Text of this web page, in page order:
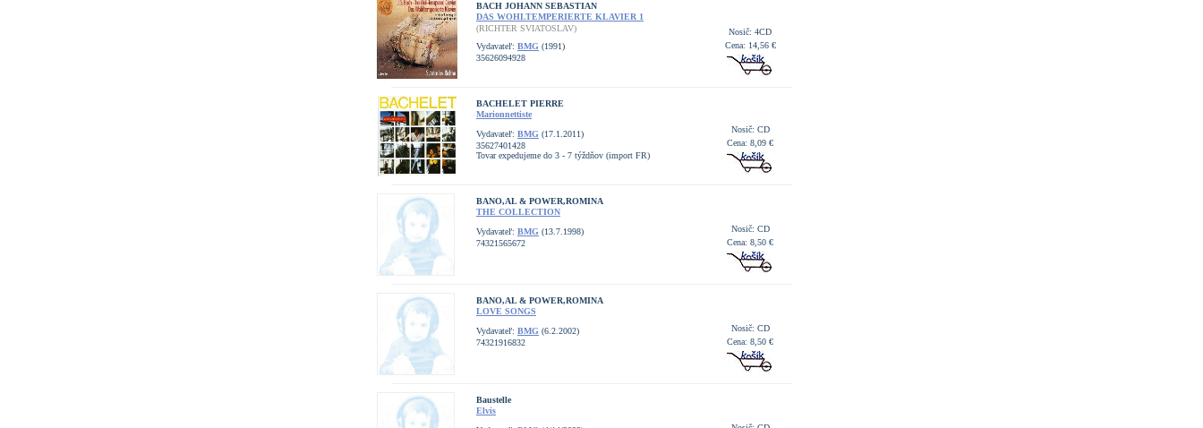
BACH JOHANN SEBASTIAN
DAS WOHLTEMPERIERTE KLAVIER 1
(RICHTER SVIATOSLAV)
Vydavateľ: BMG (1991)
35626094928
Nosič: 4CD
Cena: 14,56 €
BACHELET PIERRE
Marionnettiste
Vydavateľ: BMG (17.1.2011)
35627401428
Tovar expedujeme do 3 - 7 týždňov (import FR)
Nosič: CD
Cena: 8,09 €
BANO,AL & POWER,ROMINA
THE COLLECTION
Vydavateľ: BMG (13.7.1998)
74321565672
Nosič: CD
Cena: 8,50 €
BANO,AL & POWER,ROMINA
LOVE SONGS
Vydavateľ: BMG (6.2.2002)
74321916832
Nosič: CD
Cena: 8,50 €
Baustelle
Elvis